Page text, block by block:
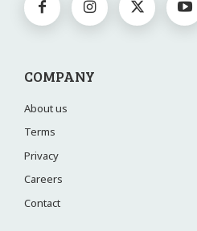
COMPANY
About us
Terms
Privacy
Careers
Contact